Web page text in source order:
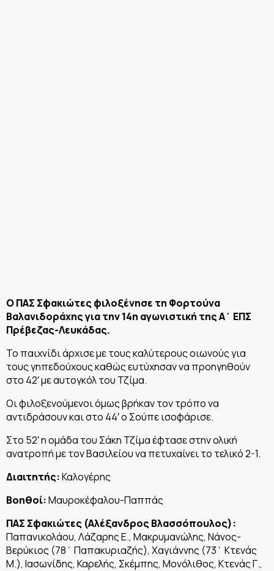
Ο ΠΑΣ Σφακιώτες φιλοξένησε τη Φορτούνα
Βαλανιδοράχης για την 14η αγωνιστική της Α΄ ΕΠΣ
Πρέβεζας-Λευκάδας.
Το παιχνίδι άρχισε με τους καλύτερους οιωνούς για
τους γηπεδούχους καθώς ευτύχησαν να προηγηθούν
στο 42′ με αυτογκόλ του Τζίμα.
Οι φιλοξενούμενοι όμως βρήκαν τον τρόπο να
αντιδράσουν και στο 44′ ο Σούπε ισοφάρισε.
Στο 52′ η ομάδα του Σάκη Τζίμα έφτασε στην ολική
ανατροπή με τον Βασιλείου να πετυχαίνει το τελικό 2-1.
Διαιτητής:Καλογέρης
Βοηθοί:Μαυροκέφαλου-Παππάς
ΠΑΣ Σφακιώτες (Αλέξανδρος Βλασσόπουλος):
Παπανικολάου, Λάζαρης Ε., Μακρυμανώλης, Νάνος-
Βερύκιος (78΄ Παπακυριαζής), Χαγιάννης (73΄ Κτενάς
Μ.), Ιασωνίδης, Καρελής, Σκέμπης, Μονόλιθος, Κτενάς Γ.,